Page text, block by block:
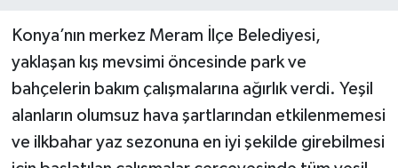
Konya’nın merkez Meram İlçe Belediyesi,
yaklaşan kış mevsimi öncesinde park ve
bahçelerin bakım çalışmalarına ağırlık verdi. Yeşil
alanların olumsuz hava şartlarından etkilenmemesi
ve ilkbahar yaz sezonuna en iyi şekilde girebilmesi
Yaşam